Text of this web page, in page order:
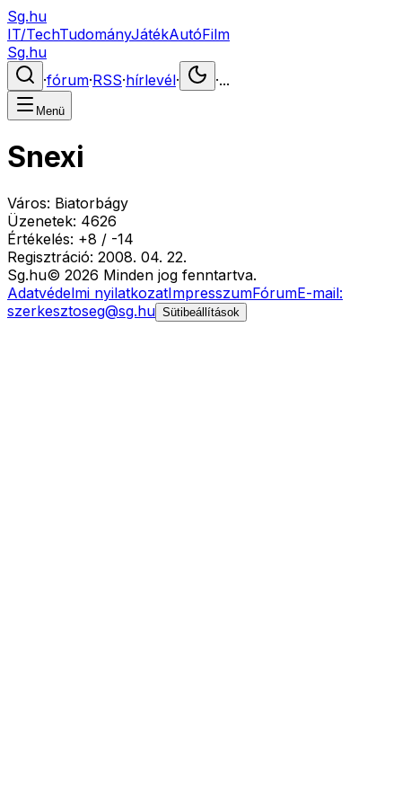
Sg.hu
IT/TechTudományJátékAutóFilm
Sg.hu
·fórum·RSS·hírlevél· ·...
Menü
Snexi
Város: Biatorbágy
Üzenetek: 4626
Értékelés: +8 / -14
Regisztráció: 2008. 04. 22.
Sg.hu© 2026 Minden jog fenntartva.
Adatvédelmi nyilatkozatImpresszumFórumE-mail:
szerkesztoseg@sg.hu Sütibeállítások